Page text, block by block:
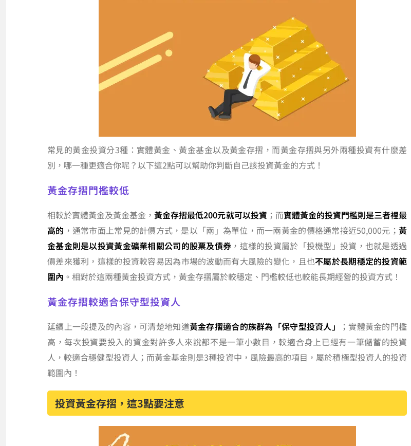
常見的黃金投資分3種：實體黃金、黃金基金以及黃金存摺，而黃金存摺與另外兩種投資有什麼差
別，哪一種更適合你呢？以下這2點可以幫助你判斷自己該投資黃金的方式！
黃金存摺門檻較低
相較於實體黃金及黃金基金，黃金存摺最低200元就可以投資 ；而實體黃金的投資門檻則是三者裡最
高的 ，通常市面上常見的計價方式，是以「兩」為單位，而一兩黃金的價格通常接近50,000元； 黃
金基金則是以投資黃金礦業相關公司的股票及債券 ，這樣的投資屬於「投機型」投資，也就是透過
價差來獲利，這樣的投資較容易因為市場的波動而有大風險的變化，且也不屬於長期穩定的投資範
圍內 。相對於這兩種黃金投資方式，黃金存摺屬於較穩定、門檻較低也較能長期經營的投資方式！
黃金存摺較適合保守型投資人
延續上一段提及的內容，可清楚地知道黃金存摺適合的族群為「保守型投資人」
；實體黃金的門檻
高，每次投資要投入的資金對許多人來說都不是一筆小數目，較適合身上已經有一筆儲蓄的投資
人，較適合穩健型投資人；而黃金基金則是3種投資中，風險最高的項目，屬於積極型投資人的投資
範圍內！
投資黃金存摺，這3點要注意